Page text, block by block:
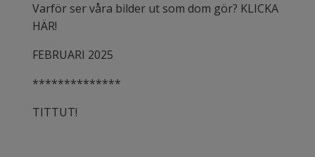
Varför ser våra bilder ut som dom gör? KLICKA
HÄR!
FEBRUARI 2025
**************
TITTUT!